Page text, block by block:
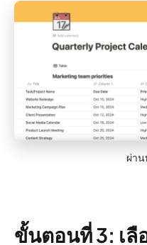
ผ่าน
ขั้นตอนที่ 3: เ